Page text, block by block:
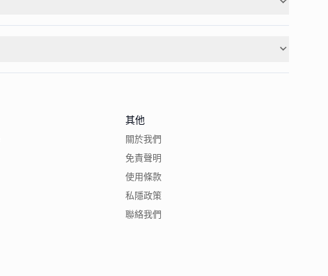
其他
關於我們
免責聲明
使用條款
私隱政策
聯絡我們